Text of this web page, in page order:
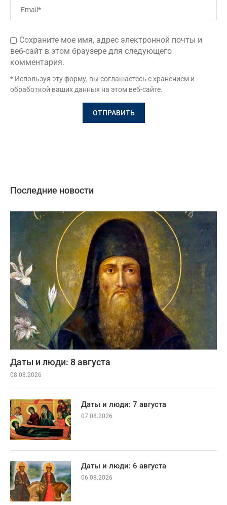
Сохраните мое имя, адрес электронной почты и
веб-сайт в этом браузере для следующего
комментария.
* Используя эту форму, вы соглашаетесь с хранением и
обработкой ваших данных на этом веб-сайте.
Последние новости
Даты и люди: 8 августа
08.08.2026
Даты и люди: 7 августа
07.08.2026
Даты и люди: 6 августа
06.08.2026